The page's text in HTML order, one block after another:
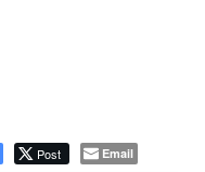
Post Email